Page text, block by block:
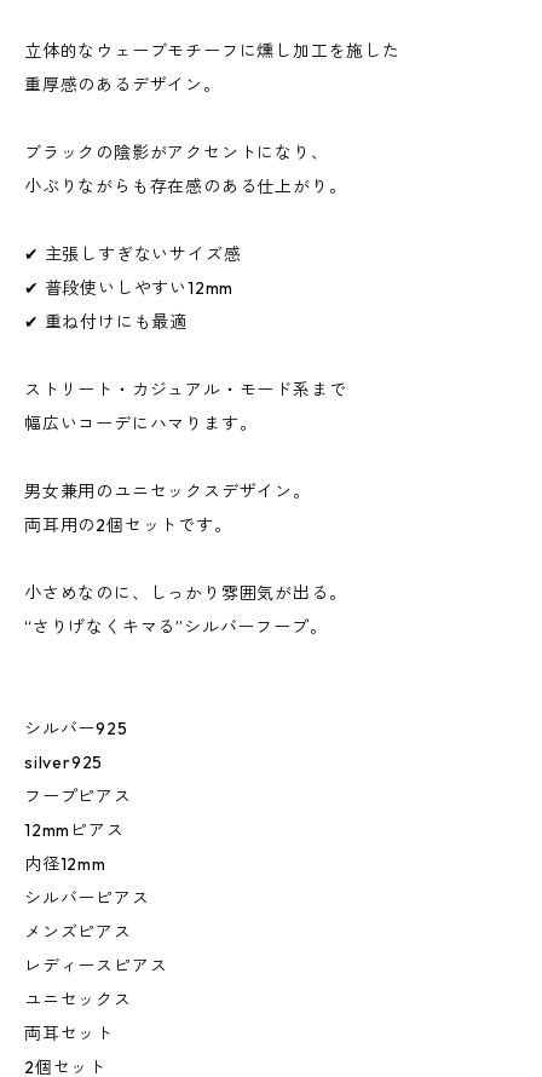
立体的なウェーブモチーフに燻し加工を施した
重厚感のあるデザイン。
ブラックの陰影がアクセントになり、
小ぶりながらも存在感のある仕上がり。
✔ 主張しすぎないサイズ感
✔ 普段使いしやすい12mm
✔ 重ね付けにも最適
ストリート・カジュアル・モード系まで
幅広いコーデにハマります。
男女兼用のユニセックスデザイン。
両耳用の2個セットです。
小さめなのに、しっかり雰囲気が出る。
“さりげなくキマる”シルバーフープ。
シルバー925
silver925
フープピアス
12mmピアス
内径12mm
シルバーピアス
メンズピアス
レディースピアス
ユニセックス
両耳セット
2個セット